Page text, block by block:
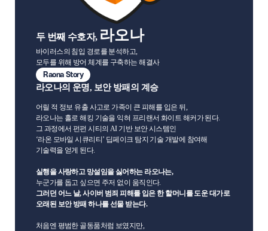
두 번째 수호자, 라오나
바이러스의 침입 경로를 분석하고,
모두를 위해 방어 체계를 구축하는 해결사
Raona Story
라오나의 운명, 보안 방패의 계승
어릴 적 정보 유출 사고로 가족이 큰 피해를 입은 뒤,
라오나는 홀로 해킹 기술을 익혀 프리랜서 화이트 해커가 된다.
그 과정에서 펀펀 시티의 AI 기반 보안 시스템인
‘라온 모바일 시큐리티’ 딥페이크 탐지 기술 개발에 참여해
기술력을 얻게 된다.
실행을 사랑하고 망설임을 싫어하는 라오나는,
누군가를 돕고 싶으면 주저 없이 움직인다.
그러던 어느 날, 사이버 범죄 피해를 입은 한 할머니를 도운 대가로
오래된 보안 방패 하나를 선물 받는다.
처음엔 평범한 골동품처럼 보였지만,